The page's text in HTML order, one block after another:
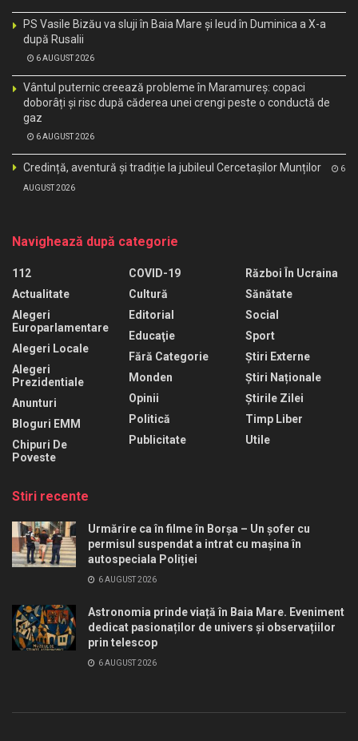
PS Vasile Bizău va sluji în Baia Mare și Ieud în Duminica a X-a
după Rusalii
6 AUGUST 2026
Vântul puternic creează probleme în Maramureș: copaci
doborâți și risc după căderea unei crengi peste o conductă de
gaz
6 AUGUST 2026
Credință, aventură și tradiție la jubileul Cercetașilor Munților 6
AUGUST 2026
Navighează după categorie
112
Actualitate
Alegeri
Europarlamentare
Alegeri Locale
Alegeri
Prezidentiale
Anunturi
Bloguri EMM
Chipuri De
Poveste
COVID-19
Cultură
Editorial
Educaţie
Fără Categorie
Monden
Opinii
Politică
Publicitate
Război În Ucraina
Sănătate
Social
Sport
Știri Externe
Știri Naționale
Știrile Zilei
Timp Liber
Utile
Stiri recente
Urmărire ca în filme în Borșa – Un șofer cu
permisul suspendat a intrat cu mașina în
autospeciala Poliției
6 AUGUST 2026
Astronomia prinde viață în Baia Mare. Eveniment
dedicat pasionaților de univers și observațiilor
prin telescop
6 AUGUST 2026